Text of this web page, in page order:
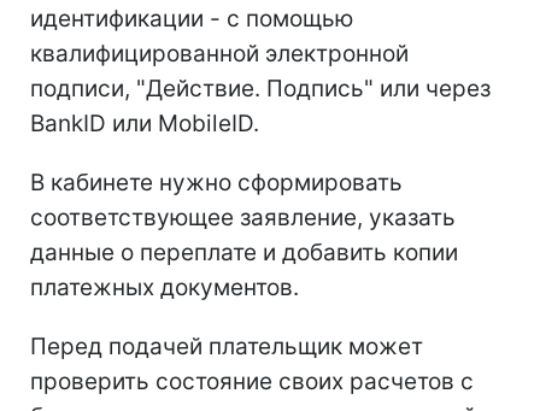
идентификации - с помощью
квалифицированной электронной
подписи, "Действие. Подпись" или через
BankID или MobileID.
В кабинете нужно сформировать
соответствующее заявление, указать
данные о переплате и добавить копии
платежных документов.
Перед подачей плательщик может
проверить состояние своих расчетов с